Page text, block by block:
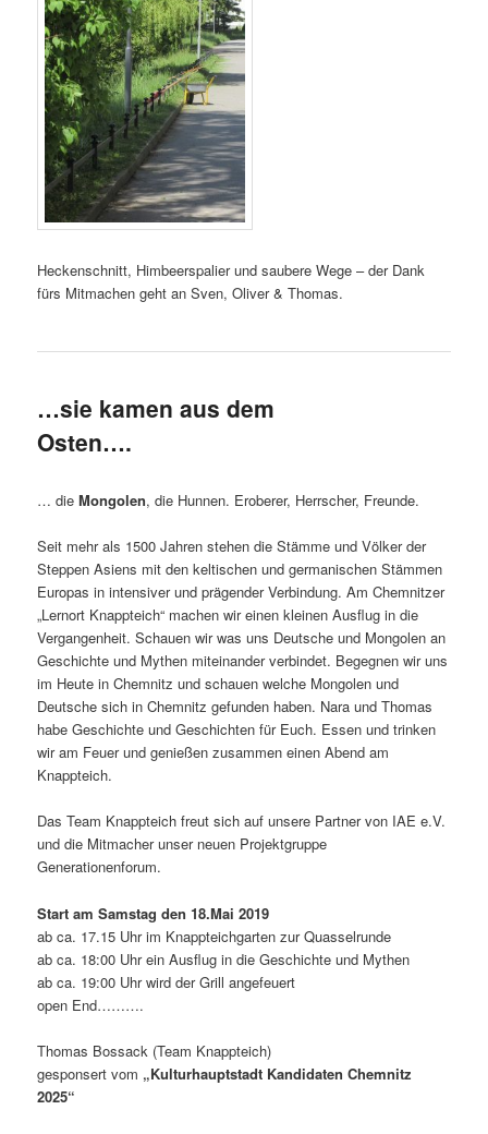
Heckenschnitt, Himbeerspalier und saubere Wege – der Dank
fürs Mitmachen geht an Sven, Oliver & Thomas.
…sie kamen aus dem
Osten….
… dieMongolen, die Hunnen. Eroberer, Herrscher, Freunde.
Seit mehr als 1500 Jahren stehen die Stämme und Völker der
Steppen Asiens mit den keltischen und germanischen Stämmen
Europas in intensiver und prägender Verbindung. Am Chemnitzer
„Lernort Knappteich“ machen wir einen kleinen Ausflug in die
Vergangenheit. Schauen wir was uns Deutsche und Mongolen an
Geschichte und Mythen miteinander verbindet. Begegnen wir uns
im Heute in Chemnitz und schauen welche Mongolen und
Deutsche sich in Chemnitz gefunden haben. Nara und Thomas
habe Geschichte und Geschichten für Euch. Essen und trinken
wir am Feuer und genießen zusammen einen Abend am
Knappteich.
Das Team Knappteich freut sich auf unsere Partner von IAE e.V.
und die Mitmacher unser neuen Projektgruppe
Generationenforum.
Start am Samstag den 18.Mai 2019
ab ca. 17.15 Uhr im Knappteichgarten zur Quasselrunde
ab ca. 18:00 Uhr ein Ausflug in die Geschichte und Mythen
ab ca. 19:00 Uhr wird der Grill angefeuert
open End……….
Thomas Bossack (Team Knappteich)
gesponsert vom „Kulturhauptstadt Kandidaten Chemnitz
2025“